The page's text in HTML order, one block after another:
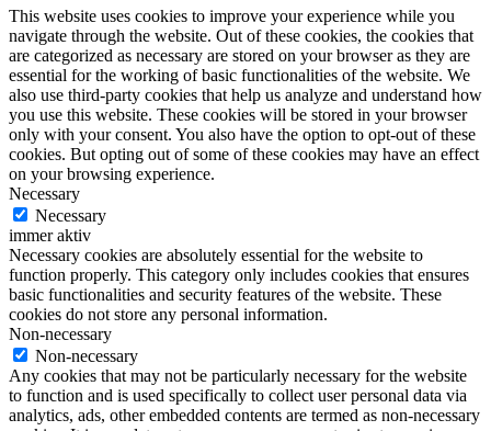
This website uses cookies to improve your experience while you
navigate through the website. Out of these cookies, the cookies that
are categorized as necessary are stored on your browser as they are
essential for the working of basic functionalities of the website. We
also use third-party cookies that help us analyze and understand how
you use this website. These cookies will be stored in your browser
only with your consent. You also have the option to opt-out of these
cookies. But opting out of some of these cookies may have an effect
on your browsing experience.
Necessary
Necessary
immer aktiv
Necessary cookies are absolutely essential for the website to
function properly. This category only includes cookies that ensures
basic functionalities and security features of the website. These
cookies do not store any personal information.
Non-necessary
Non-necessary
Any cookies that may not be particularly necessary for the website
to function and is used specifically to collect user personal data via
analytics, ads, other embedded contents are termed as non-necessary